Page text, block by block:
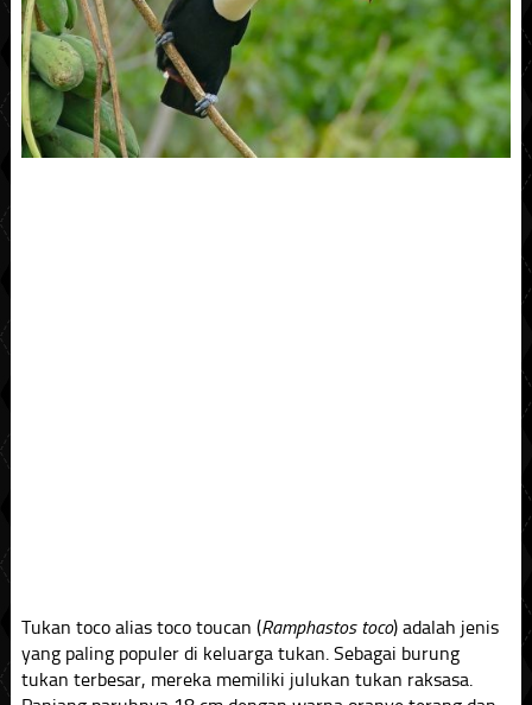
Tukan toco alias toco toucan (Ramphastos toco) adalah jenis
yang paling populer di keluarga tukan. Sebagai burung
tukan terbesar, mereka memiliki julukan tukan raksasa.